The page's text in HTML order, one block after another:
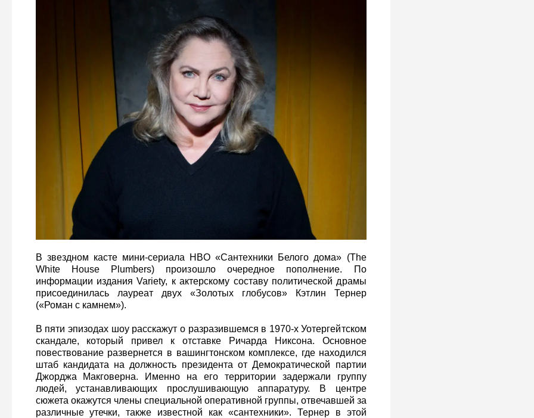
В звездном касте мини-сериала HBO «Сантехники Белого дома» (The
White House Plumbers) произошло очередное пополнение. По
информации издания Variety, к актерскому составу политической драмы
присоединилась лауреат двух «Золотых глобусов» Кэтлин Тернер
(«Роман с камнем»).
В пяти эпизодах шоу расскажут о разразившемся в 1970-х Уотергейтском
скандале, который привел к отставке Ричарда Никсона. Основное
повествование развернется в вашингтонском комплексе, где находился
штаб кандидата на должность президента от Демократической партии
Джорджа Макговерна. Именно на его территории задержали группу
людей, устанавливающих прослушивающую аппаратуру. В центре
сюжета окажутся члены специальной оперативной группы, отвечавшей за
различные утечки, также известной как «сантехники». Тернер в этой